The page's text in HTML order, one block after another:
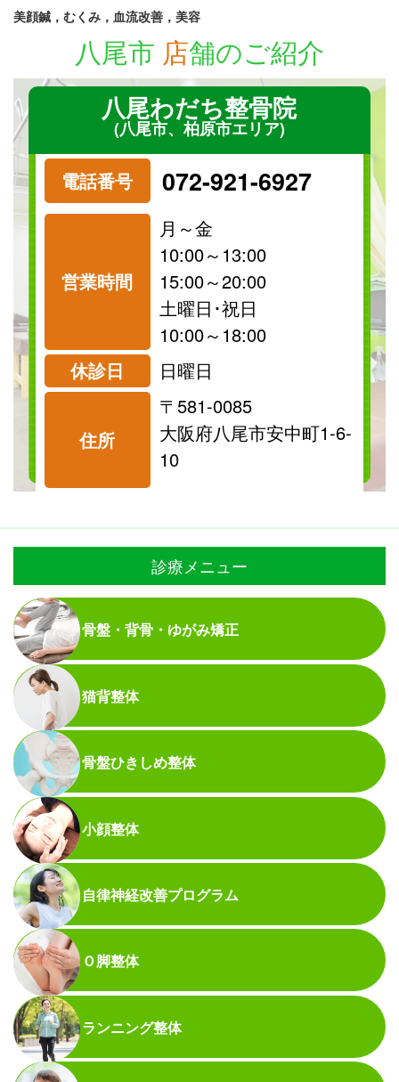
美顔鍼，むくみ，血流改善，美容
八尾市 店舗のご紹介
八尾わだち整骨院
(八尾市、柏原市エリア)
電話番号 072-921-6927
営業時間
月～金
10:00～13:00
15:00～20:00
土曜日･祝日
10:00～18:00
休診日
日曜日
住所
〒581-0085
大阪府八尾市安中町1-6-
10
祝日
診療可
保険
診療可
料金表を見る
診療メニュー
骨盤・背骨・ゆがみ矯正
猫背整体
骨盤ひきしめ整体
小顔整体
自律神経改善プログラム
Ｏ脚整体
ランニング整体